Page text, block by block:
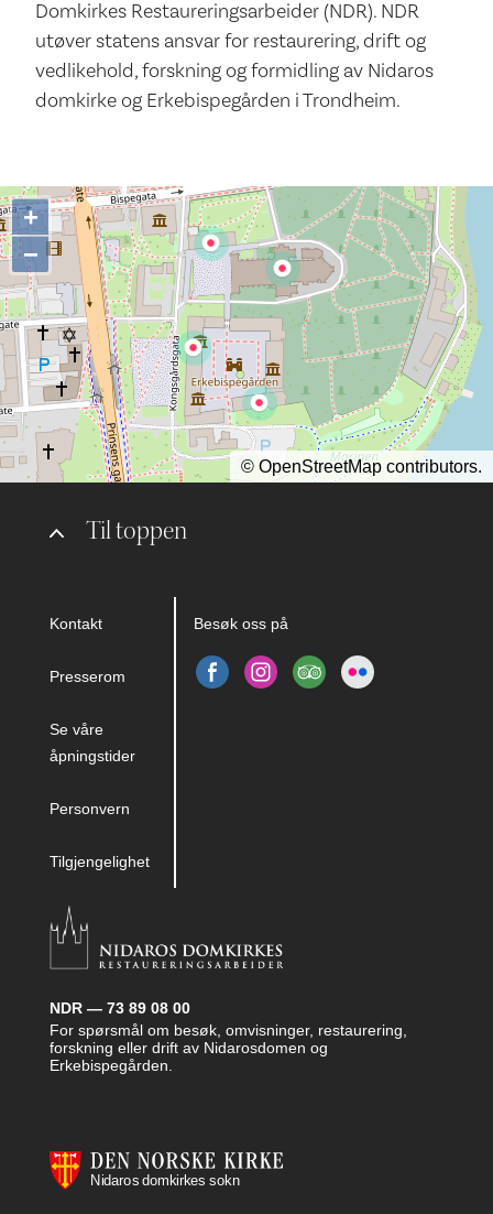
Domkirkes Restaureringsarbeider (NDR). NDR
utøver statens ansvar for restaurering, drift og
vedlikehold, forskning og formidling av Nidaros
domkirke og Erkebispegården i Trondheim.
Til toppen
Kontakt
Presserom
Se våre
åpningstider
Personvern
Tilgjengelighet
Besøk oss på
NDR — 73 89 08 00
For spørsmål om besøk, omvisninger, restaurering,
forskning eller drift av Nidarosdomen og
Erkebispegården.
+
−
© OpenStreetMap contributors.